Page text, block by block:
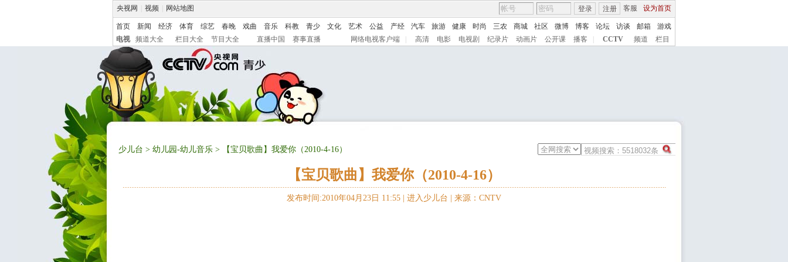
央视网 视频 网站地图 客服 设为首页
登录 注册
首页 新闻 经济 体育 综艺 春晚 戏曲 音乐 科教 青少 文化 艺术 公益 产经 汽车 旅游 健康 时尚 三农 商城 社区 微博 博客 论坛 访谈 邮箱
游戏
电视
频道大全 栏目大全 节目大全 直播中国 赛事直播 网络电视客户端 高清 电影 电视剧 纪录片 动画片 公开课 播客 CCTV 频道 栏目
少儿台 > 幼儿园-幼儿音乐 > 【宝贝歌曲】我爱你（2010-4-16）
【宝贝歌曲】我爱你（2010-4-16）
发布时间:2010年04月23日 11:55 | 进入少儿台 来源：CNTV